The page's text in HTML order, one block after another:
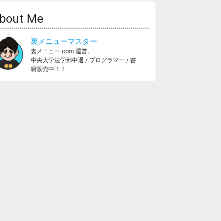
Me
裏メニューマスター
裏メニュー.com 運営。
中央大学法学部中退 / プログラマー / 書
籍販売中！！